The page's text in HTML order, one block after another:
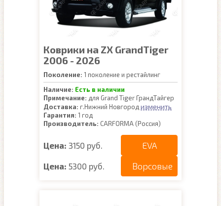
Коврики на ZX GrandTiger
2006 - 2026
Поколение: 1 поколение и рестайлинг
Наличие: Есть в наличии
Примечание: для Grand Tiger ГрандТайгер
Доставка: г.Нижний Новгород изменить
Гарантия: 1 год
Производитель: CARFORMA (Россия)
Цена: 3150 руб. EVA
Цена: 5300 руб. Ворсовые